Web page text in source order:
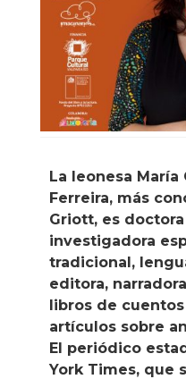
La leonesa María Cristina Herreros
Ferreira, más
Griott, es
investigadora
tradicional,
editora,
libros de
artículos sobre
El periódico
York Times, que